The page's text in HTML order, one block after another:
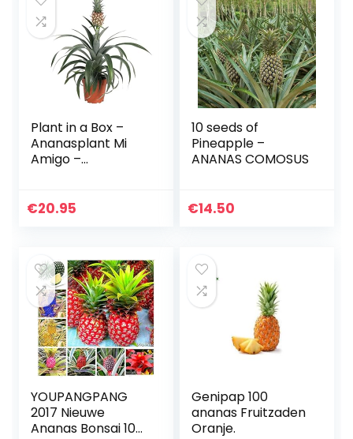
Plant in a Box –
Ananasplant Mi
Amigo –
45cm
€20.95
10 seeds of
Pineapple –
ANANAS COMOSUS
€14.50
YOUPANGPANG
2017 Nieuwe
Ananas Bonsai 100
Genipap 100
ananas Fruitzaden
Oranje.